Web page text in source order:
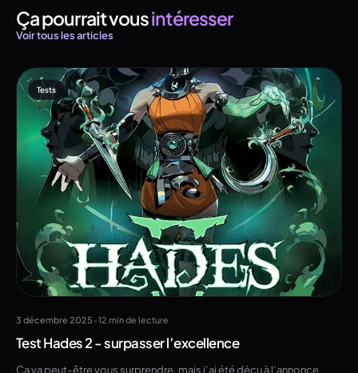
Ça pourrait vousintéresser
Voir tous les articles
Tests
3 décembre 2025 •12 min de lecture
Test Hades 2 - surpasser l’excellence
Ca va peut-être vous surprendre, mais j’ai été déçu à l’annonce